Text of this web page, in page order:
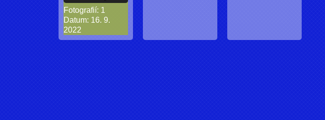
Fotografií: 1
Datum: 16. 9.
2022